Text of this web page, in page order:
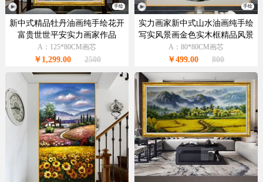
手绘
新中式精品牡丹油画纯手绘花开
富贵世世平安实力画家作品
A：125*80CM画芯
￥1,299.00 2500
手绘
实力画家新中式山水油画纯手绘
写实风景画金色实木框精品风景
油画
A：80*80CM画芯
￥499.00 800